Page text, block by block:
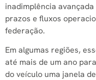
inadimplência
prazos e fluxos
federação.
Em algumas regiões,
até mais de um ano
do veículo uma janela